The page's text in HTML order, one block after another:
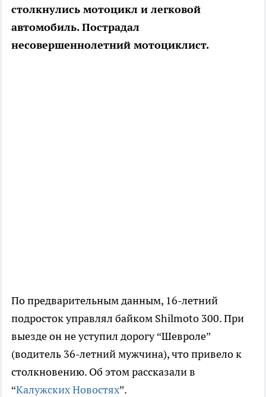
столкнулись мотоцикл и легковой
автомобиль. Пострадал
несовершеннолетний мотоциклист.
По предварительным данным, 16-летний
подросток управлял байком Shilmoto 300. При
выезде он не уступил дорогу “Шевроле”
(водитель 36-летний мужчина), что привело к
столкновению. Об этом рассказали в
“Калужских Новостях”.